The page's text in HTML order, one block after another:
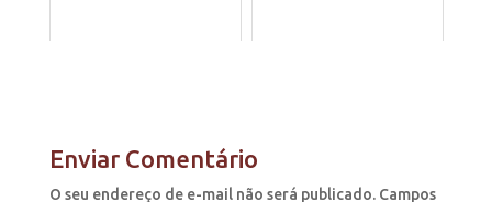
Enviar Comentário
O seu endereço de e-mail não será publicado. Campos